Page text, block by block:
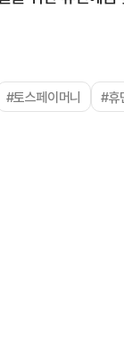
#토스페이머니 #휴